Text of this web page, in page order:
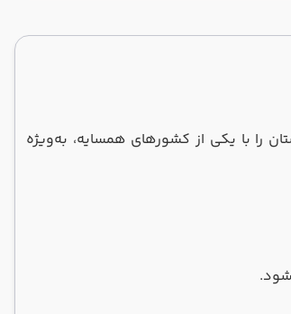
را با یکی از کشورهای همسایه، به‌ویژه